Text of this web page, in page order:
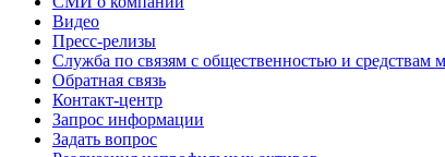
Видео
Пресс-релизы
Служба по связям с общественностью и средствам
Обратная связь
Контакт-центр
Запрос информации
Задать вопрос